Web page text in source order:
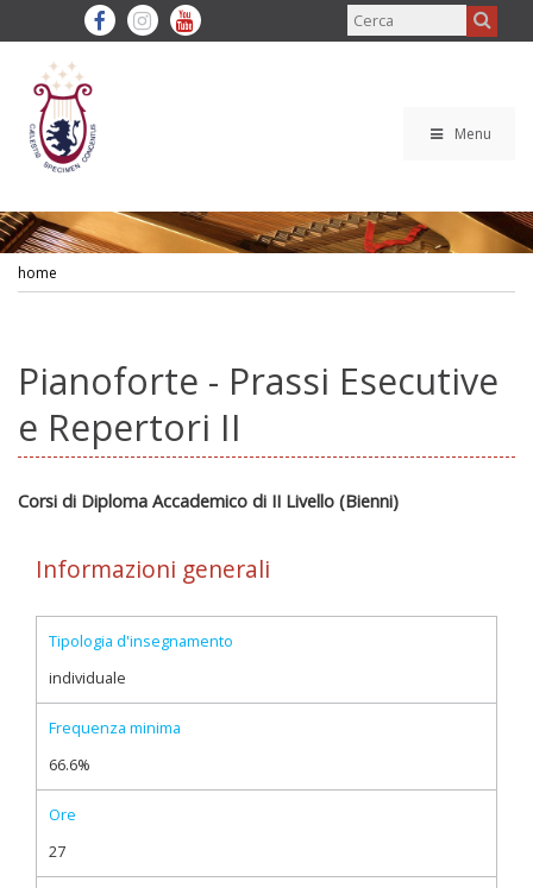
Menu
home
Pianoforte - Prassi Esecutive
e Repertori II
Corsi di Diploma Accademico di II Livello (Bienni)
Informazioni generali
Tipologia d'insegnamento
individuale
Frequenza minima
66.6%
Ore
27